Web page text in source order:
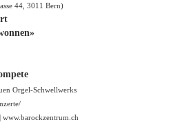
44, 3011 Bern)
Orgel-Schwellwerks
www.barockzentrum.ch